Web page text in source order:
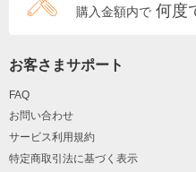
購入金額内で 何度
お客さまサポート
FAQ
お問い合わせ
サービス利用規約
特定商取引法に基づく表示